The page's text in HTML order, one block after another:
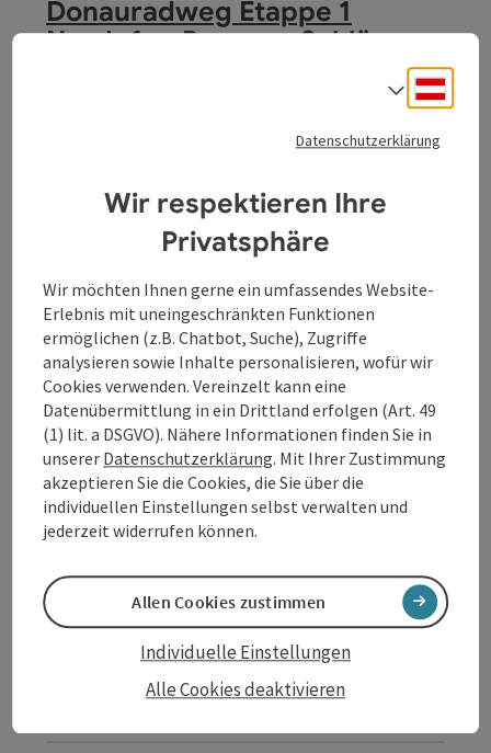
Donauradweg Etappe 1
Nordufer: Passau - Schlögen
Höhenmeter aufsteigend: 62 m
Kondition:
Sehr leicht
Panorama:
Traumtour
Beitrag merken: Donauradweg Etappe 1 Südufer:
Donauradweg Etappe 1
Südufer: Passau - Schlögen
Rad-Tour
Dauer: 3h
Länge: 42,1 km
Höhenmeter aufsteigend: 116 m
Datenschutzerklärung
Wir respektieren Ihre
Privatsphäre
Wir möchten Ihnen gerne ein umfassendes Website-
Erlebnis mit uneingeschränkten Funktionen
ermöglichen (z.B. Chatbot, Suche), Zugriffe
analysieren sowie Inhalte personalisieren, wofür wir
Cookies verwenden. Vereinzelt kann eine
Datenübermittlung in ein Drittland erfolgen (Art. 49
(1) lit. a DSGVO). Nähere Informationen finden Sie in
unserer Datenschutzerklärung. Mit Ihrer Zustimmung
akzeptieren Sie die Cookies, die Sie über die
individuellen Einstellungen selbst verwalten und
jederzeit widerrufen können.
Alle Cookies deaktivieren
Individuelle Einstellungen
Allen Cookies zustimmen